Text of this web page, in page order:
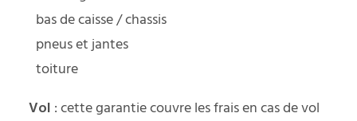
bas de caisse / chassis
pneus et jantes
toiture
Vol : cette garantie couvre les frais en cas de vol